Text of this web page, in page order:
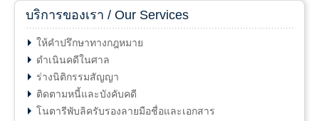
บริการของเรา / Our Services
ให้คำปรึกษาทางกฎหมาย
ดำเนินคดีในศาล
ร่างนิติกรรมสัญญา
ติดตามหนี้และบังคับคดี
โนตารีพับลิครับรองลายมือชื่อและเอกสาร